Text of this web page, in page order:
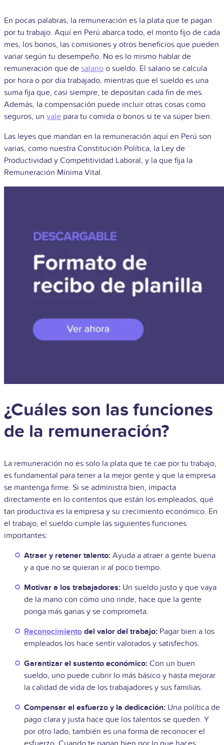
En pocas palabras, la remuneración es la plata que te pagan
por tu trabajo. Aquí en Perú abarca todo, el monto fijo de cada
mes, los bonos, las comisiones y otros beneficios que pueden
variar según tu desempeño. No es lo mismo hablar de
remuneración que de salario o sueldo. El salario se calcula
por hora o por día trabajado, mientras que el sueldo es una
suma fija que, casi siempre, te depositan cada fin de mes.
Además, la compensación puede incluir otras cosas como
seguros, un vale para tu comida o bonos si te va súper bien.
Las leyes que mandan en la remuneración aquí en Perú son
varias, como nuestra Constitución Política, la Ley de
Productividad y Competitividad Laboral, y la que fija la
Remuneración Mínima Vital.
¿Cuáles son las funciones
de la remuneración?
La remuneración no es solo la plata que te cae por tu trabajo,
es fundamental para tener a la mejor gente y que la empresa
se mantenga firme. Si se administra bien, impacta
directamente en lo contentos que están los empleados, qué
tan productiva es la empresa y su crecimiento económico. En
el trabajo, el sueldo cumple las siguientes funciones
importantes:
Atraer y retener talento: Ayuda a atraer a gente buena
y a que no se quieran ir al poco tiempo.
Motivar a los trabajadores: Un sueldo justo y que vaya
de la mano con cómo uno rinde, hace que la gente
ponga más ganas y se comprometa.
Reconocimiento del valor del trabajo: Pagar bien a los
empleados los hace sentir valorados y satisfechos.
Garantizar el sustento económico: Con un buen
sueldo, uno puede cubrir lo más básico y hasta mejorar
la calidad de vida de los trabajadores y sus familias.
Compensar el esfuerzo y la dedicación: Una política de
pago clara y justa hace que los talentos se queden. Y
por otro lado, también es una forma de reconocer el